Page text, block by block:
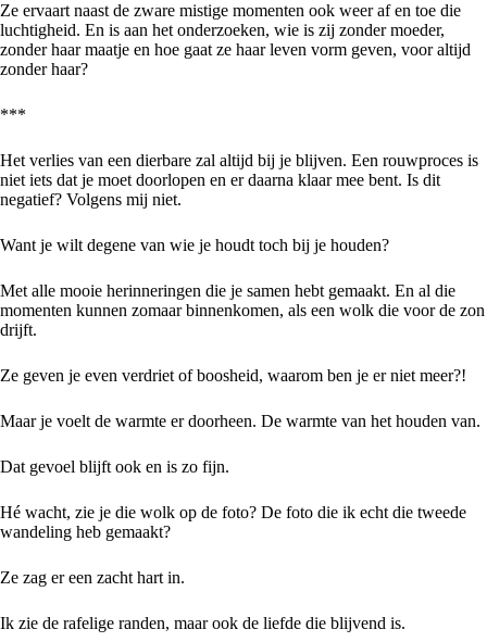
Ze ervaart naast de zware mistige momenten ook weer af en toe die
luchtigheid. En is aan het onderzoeken, wie is zij zonder moeder,
zonder haar maatje en hoe gaat ze haar leven vorm geven, voor altijd
zonder haar?
***
Het verlies van een dierbare zal altijd bij je blijven. Een rouwproces is
niet iets dat je moet doorlopen en er daarna klaar mee bent. Is dit
negatief? Volgens mij niet.
Want je wilt degene van wie je houdt toch bij je houden?
Met alle mooie herinneringen die je samen hebt gemaakt. En al die
momenten kunnen zomaar binnenkomen, als een wolk die voor de zon
drijft.
Ze geven je even verdriet of boosheid, waarom ben je er niet meer?!
Maar je voelt de warmte er doorheen. De warmte van het houden van.
Dat gevoel blijft ook en is zo fijn.
Hé wacht, zie je die wolk op de foto? De foto die ik echt die tweede
wandeling heb gemaakt?
Ze zag er een zacht hart in.
Ik zie de rafelige randen, maar ook de liefde die blijvend is.